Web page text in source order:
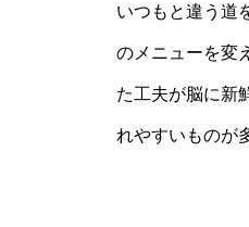
いつもと違う道
のメニューを変
た工夫が脳に新
れやすいものが